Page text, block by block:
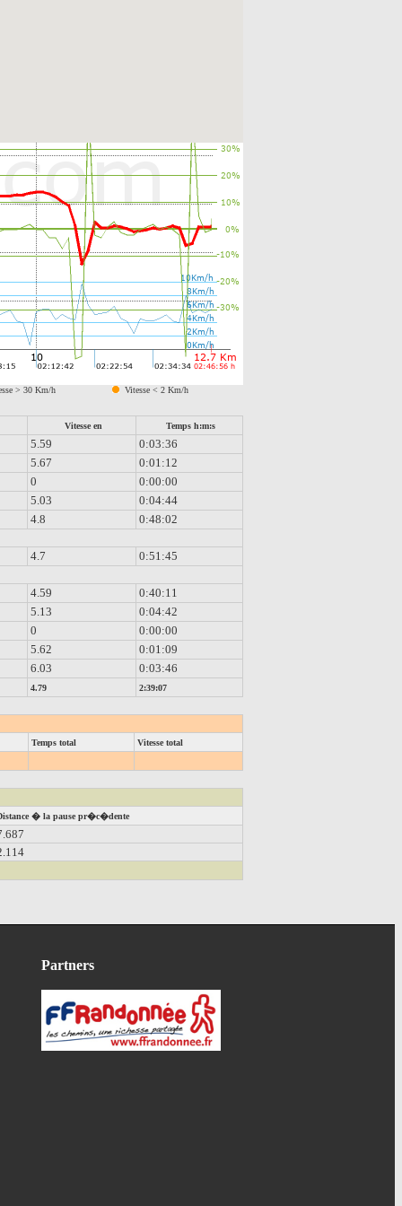
> 30 Km/h Vitesse < 2 Km/h
Vitesse en Temps h:m:s
5.59
0:03:36
5.67
0:01:12
0
0:00:00
5.03
0:04:44
4.8
0:48:02
4.7 0:51:45
4.59
0:40:11
5.13
0:04:42
0
0:00:00
5.62
0:01:09
6.03
0:03:46
4.79 2:39:07
Temps total Vitesse total
� la pause pr�c�dente
Partners